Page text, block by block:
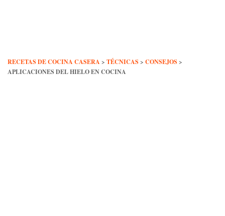
RECETAS DE COCINA CASERA > TÉCNICAS > CONSEJOS >
APLICACIONES DEL HIELO EN COCINA